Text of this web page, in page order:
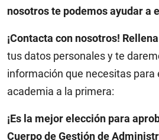
nosotros te podemos ayudar a
¡Contacta con nosotros!
tus datos personales y te
información que necesitas para
academia a la primera:
¡Es la mejor elección para
Cuerpo de Gestión de